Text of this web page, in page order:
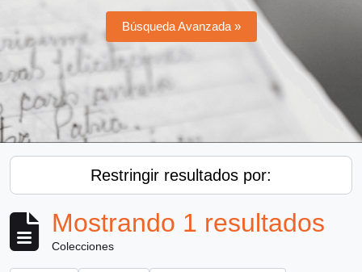
Búsqueda Avanzada »
Restringir resultados por:
Mostrando 1 resultados
Colecciones